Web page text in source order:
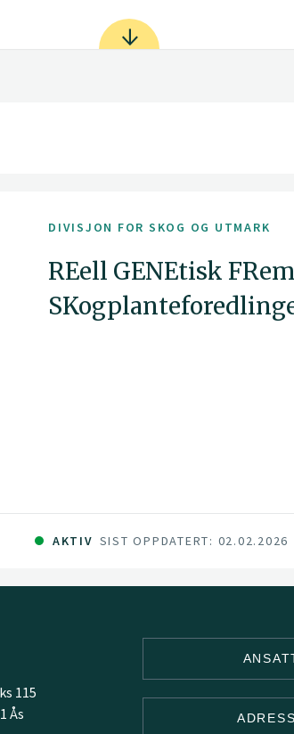
DIVISJON FOR SKOG OG UTMARK
REell GENEtisk
AKTIV SIST OPPDATERT: 02.02.2026
115
Ås